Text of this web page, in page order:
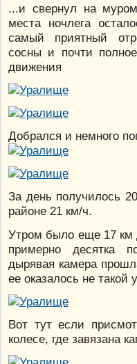
...и свернул на
места ночлега
самый приятный
сосны и почти
движения
Добрался и немного
За день получилось
районе 21 км/ч.
Утром было еще 17 км
примерно десятка
дырявая камера
ее оказалось не такой
Вот тут если
колесе, где завязана